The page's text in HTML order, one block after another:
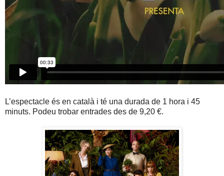
L’espectacle és en català i té una durada de 1 hora i 45
minuts. Podeu trobar entrades des de 9,20 €.